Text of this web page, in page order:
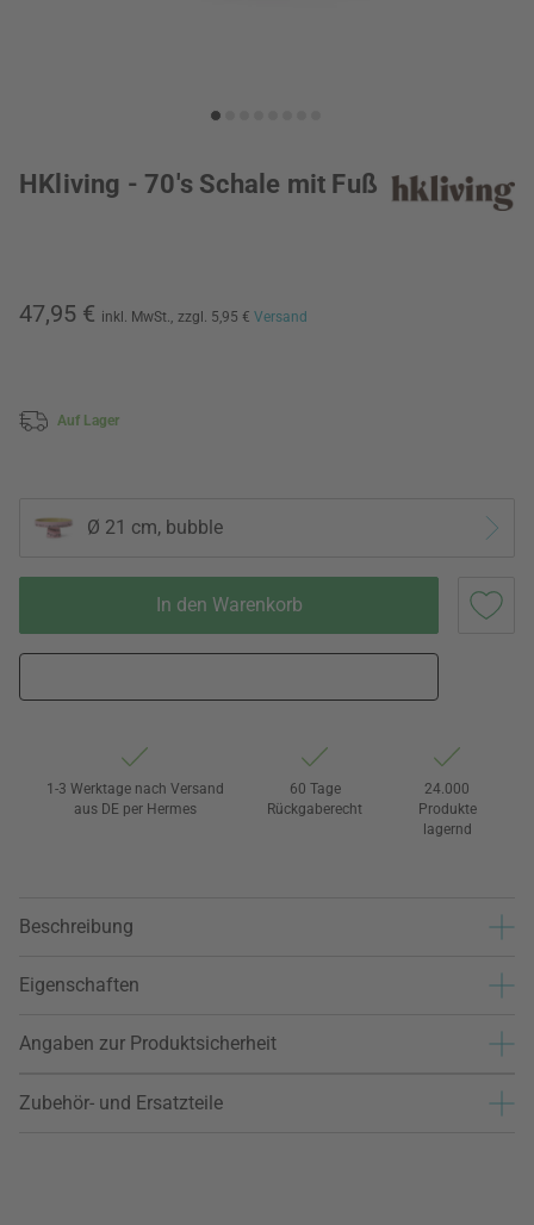
HKliving - 70's Schale mit Fuß
47,95 € inkl. MwSt., zzgl. 5,95 € Versand
Auf Lager
Ø 21 cm, bubble
In den Warenkorb
1-3 Werktage nach Versand
aus DE per Hermes
60 Tage
Rückgaberecht
24.000
Produkte
lagernd
Beschreibung
Eigenschaften
Angaben zur Produktsicherheit
Zubehör- und Ersatzteile